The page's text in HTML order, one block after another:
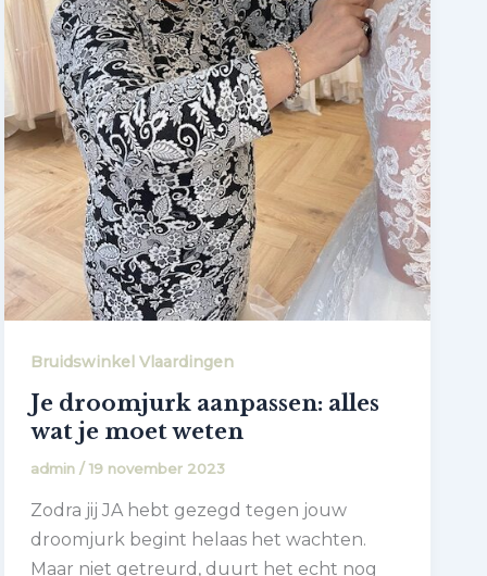
Bruidswinkel Vlaardingen
Je droomjurk aanpassen: alles
wat je moet weten
admin / 19 november 2023
Zodra jij JA hebt gezegd tegen jouw
droomjurk begint helaas het wachten.
Maar niet getreurd, duurt het echt nog